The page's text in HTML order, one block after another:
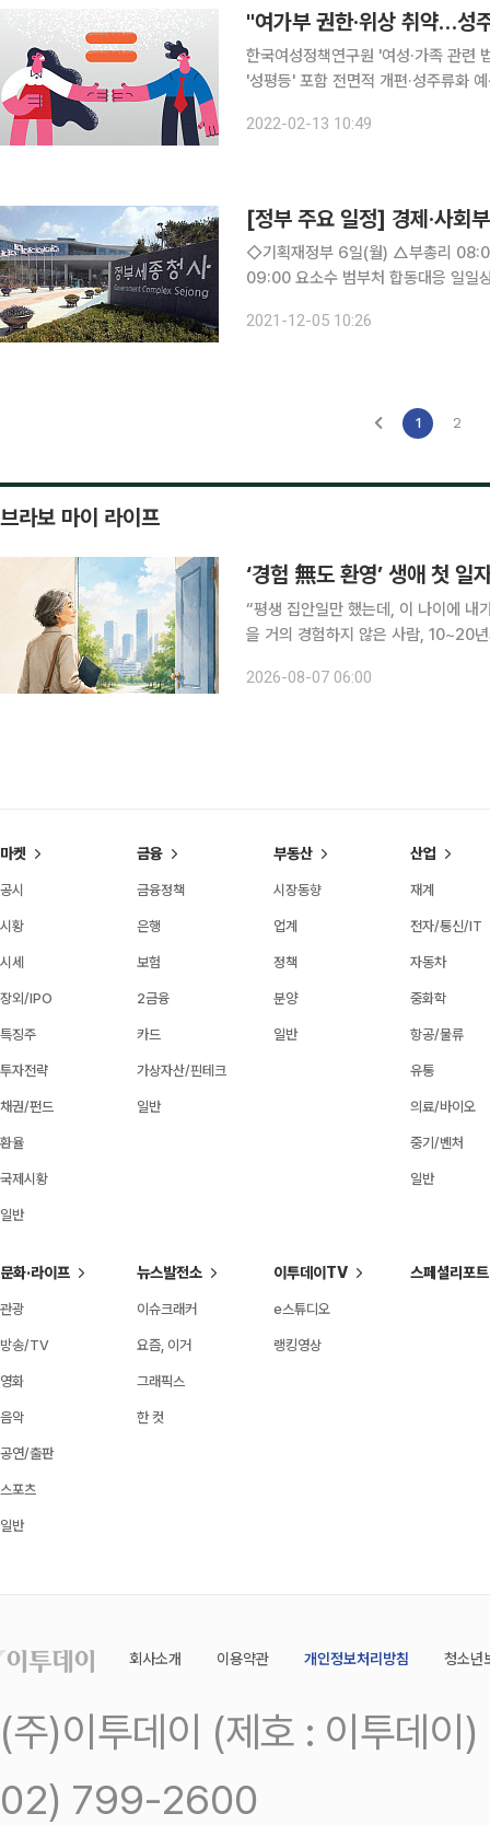
"여가부 권한·위상 취약…성
한국여성정책연구원 '여성·가족 관련
'성평등' 포함 전면적 개편·성주류화 예산 확대·업무기
2022-02-13 10:49
[정부 주요 일정] 경제·사회
◇기획재정부 6일(월) △부총리 08:00 중앙재난안전대책본부회의(서울청사) △기재부 1차관
09:00 요소수 범부처 합동대응 일일상황점검회의(비공개) △
2021-12-05 10:26
1 2
브라보 마이 라이프
‘경험 無도 환영’ 생애 첫 일
“평생 집안일만 했는데, 이 나이에 내
을 거의 경험하지 않은 사람, 10~20
에게 필요한 것은 ‘용기를 내라’는 말
2026-08-07 06:00
마켓
공시
시황
시세
장외/IPO
특징주
투자전략
채권/펀드
환율
국제시황
일반
금융
금융정책
은행
보험
2금융
카드
가상자산/핀테크
일반
부동산
시장동향
업계
정책
분양
일반
산업
재계
전자/통신/IT
자동차
중화학
항공/물류
유통
의료/바이오
중기/벤처
일반
문화·라이프
관광
방송/TV
영화
음악
공연/출판
스포츠
일반
뉴스발전소
이슈크래커
요즘, 이거
그래픽스
한 컷
이투데이TV
e스튜디오
랭킹영상
스페셜리포트
회사소개 이용약관 개인정보처리방침 청소년
(주)이투데이 (제호 : 이투데
02) 799-2600